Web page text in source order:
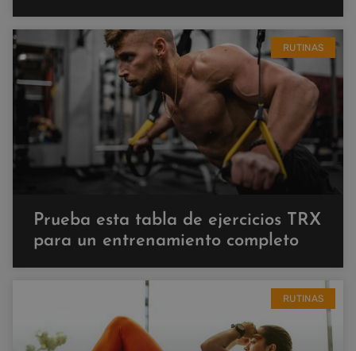
RUTINAS
Prueba esta tabla de ejercicios TRX
para un entrenamiento completo
RUTINAS